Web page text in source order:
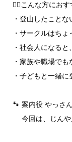
💁‍♀️こんな方におす
・登山したこと
・サークルはち
・社会人になる
・家族や職場で
・子どもと一緒
🐾 案内役 やっさん
今回は、じんや